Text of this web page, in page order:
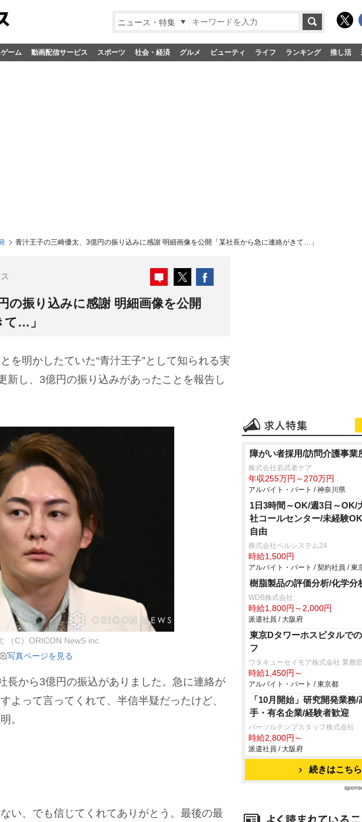
ニュース・特集
ーム 動画配信サービス スポーツ 社会・経済 グルメ ビューティ ライフ ランキング 推し活
青汁王子の三崎優太、3億円の振り込みに感謝 明細画像を公開「某社長から急に連絡がきて…」
の振り込みに感謝 明細画像を公開
て…」
を明かしたていた“青汁王子”として知られる実
新し、3億円の振り込みがあったことを報告し
（C）ORICON NewS inc.
写真ページを見る
から3億円の振込がありました。急に連絡が
よって言ってくれて、半信半疑だったけど、
。
い、でも信じてくれてありがとう。最後の最
障がい者採用/訪問介護事業
株式会社若武者ケア
年収255万円～270万円
アルバイト・パート / 神奈川県
1日3時間～OK/週3日～OK/
社コールセンター/未経験
自由
株式会社ベルシステム24
時給1,500円
アルバイト・パート / 契約社員 / 東
樹脂製品の評価分析/化学分
WDB株式会社
時給1,800円～2,000円
派遣社員 / 大阪府
東京Dタワーホスピタルで
フ
ワタキューセイモア株式会社 業務部
時給1,450円～
アルバイト・パート / 東京都
「10月開始」研究開発業務
手・有名企業/経験者歓迎
パーソルテンプスタッフ株式会社
時給2,800円～
派遣社員 / 大阪府
続きはこちら